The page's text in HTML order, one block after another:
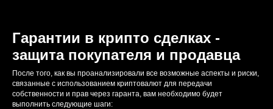
Гарантии в крипто сделках -
защита покупателя и продавца
После того, как вы проанализировали все возможные аспекты и риски,
связанные с использованием криптовалют для передачи
собственности и прав через гаранта, вам необходимо будет
выполнить следующие шаги: